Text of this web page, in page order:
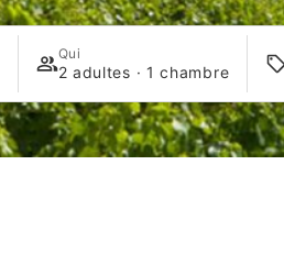
Qui
2 adultes · 1 chambre